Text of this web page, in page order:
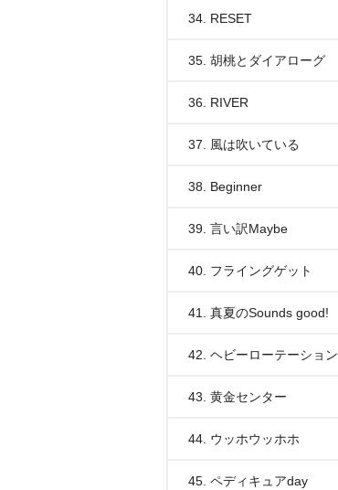
34. RESET
35. 胡桃とダイアローグ
36. RIVER
37. 風は吹いている
38. Beginner
39. 言い訳Maybe
40. フライングゲット
41. 真夏のSounds good!
42. ヘビーローテーション
43. 黄金センター
44. ウッホウッホホ
45. ペディキュアday